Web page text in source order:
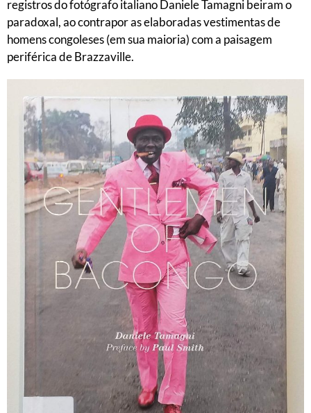
registros do fotógrafo italiano Daniele Tamagni beiram o
paradoxal, ao contrapor as elaboradas vestimentas de
homens congoleses (em sua maioria) com a paisagem
periférica de Brazzaville.